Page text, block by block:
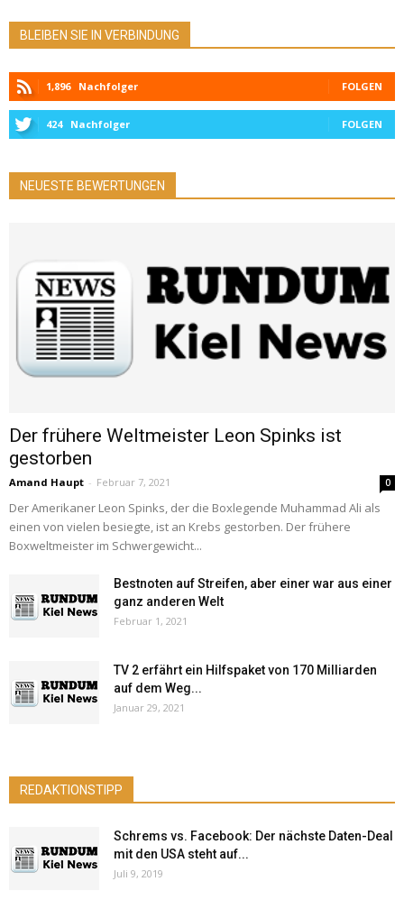
BLEIBEN SIE IN VERBINDUNG
1,896 Nachfolger FOLGEN
424 Nachfolger FOLGEN
NEUESTE BEWERTUNGEN
Der frühere Weltmeister Leon Spinks ist
gestorben
Amand Haupt - Februar 7, 2021 0
Der Amerikaner Leon Spinks, der die Boxlegende Muhammad Ali als
einen von vielen besiegte, ist an Krebs gestorben. Der frühere
Boxweltmeister im Schwergewicht...
Bestnoten auf Streifen, aber einer war aus einer
ganz anderen Welt
Februar 1, 2021
TV 2 erfährt ein Hilfspaket von 170 Milliarden
auf dem Weg...
Januar 29, 2021
REDAKTIONSTIPP
Schrems vs. Facebook: Der nächste Daten-Deal
mit den USA steht auf...
Juli 9, 2019